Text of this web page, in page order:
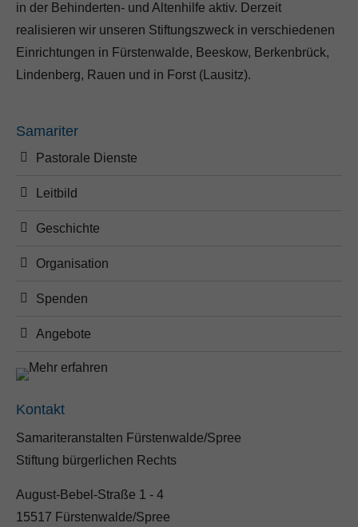
in der Behinderten- und Altenhilfe aktiv. Derzeit
realisieren wir unseren Stiftungszweck in verschiedenen
Einrichtungen in Fürstenwalde, Beeskow, Berkenbrück,
Lindenberg, Rauen und in Forst (Lausitz).
Samariter
Pastorale Dienste
Leitbild
Geschichte
Organisation
Spenden
Angebote
Kontakt
Samariteranstalten Fürstenwalde/Spree
Stiftung bürgerlichen Rechts
August-Bebel-Straße 1 - 4
15517 Fürstenwalde/Spree